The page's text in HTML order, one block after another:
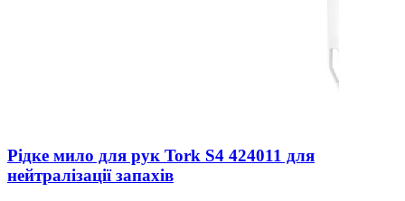
Рідке мило для рук Tork S4 424011 для
нейтралізації запахів